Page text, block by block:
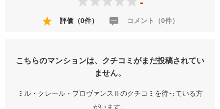
評価（0件） コメント（0件）
こちらのマンションは、クチコミがまだ投稿されてい
ません。
ミル・クレール・プロヴァンスⅡのクチコミを待っている方
がいます。